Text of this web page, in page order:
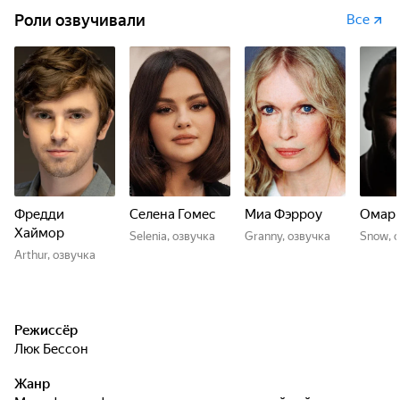
Роли озвучивали Все
Фредди
Хаймор
Arthur, озвучка
Селена Гомес
Selenia, озвучка
Миа Фэрроу
Granny, озвучка
Омар
Snow,
Режиссёр
Люк Бессон
Жанр